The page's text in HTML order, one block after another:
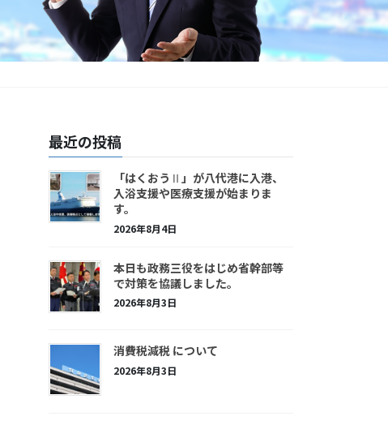
最近の投稿
「はくおうⅡ」が八代港に入港、
入浴支援や医療支援が始まりま
す。
2026年8月4日
本日も政務三役をはじめ省幹部等
で対策を協議しました。
2026年8月3日
消費税減税 について
2026年8月3日